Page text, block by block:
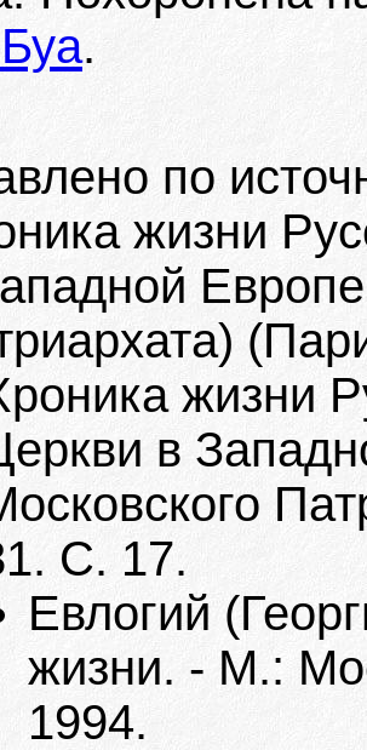
.
по
жизни
жизни
в
С. 17.
Евлогий
жизни. - М.:
1994.